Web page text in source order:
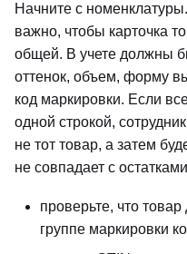
Начните с
важно, чтобы карточка
общей. В учете должны
оттенок, объем, форму
код маркировки. Если
одной строкой,
не тот товар, а затем
не совпадает с
проверьте, что товар
группе маркировки